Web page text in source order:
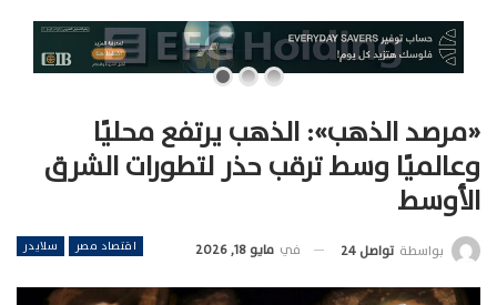
«مرصد الذهب»: الذهب يرتفع محليًا
وعالميًا وسط ترقب حذر لتطورات الشرق
الأوسط
اقتصاد مصر سلايدر بواسطة تواصل 24 في مايو 18, 2026